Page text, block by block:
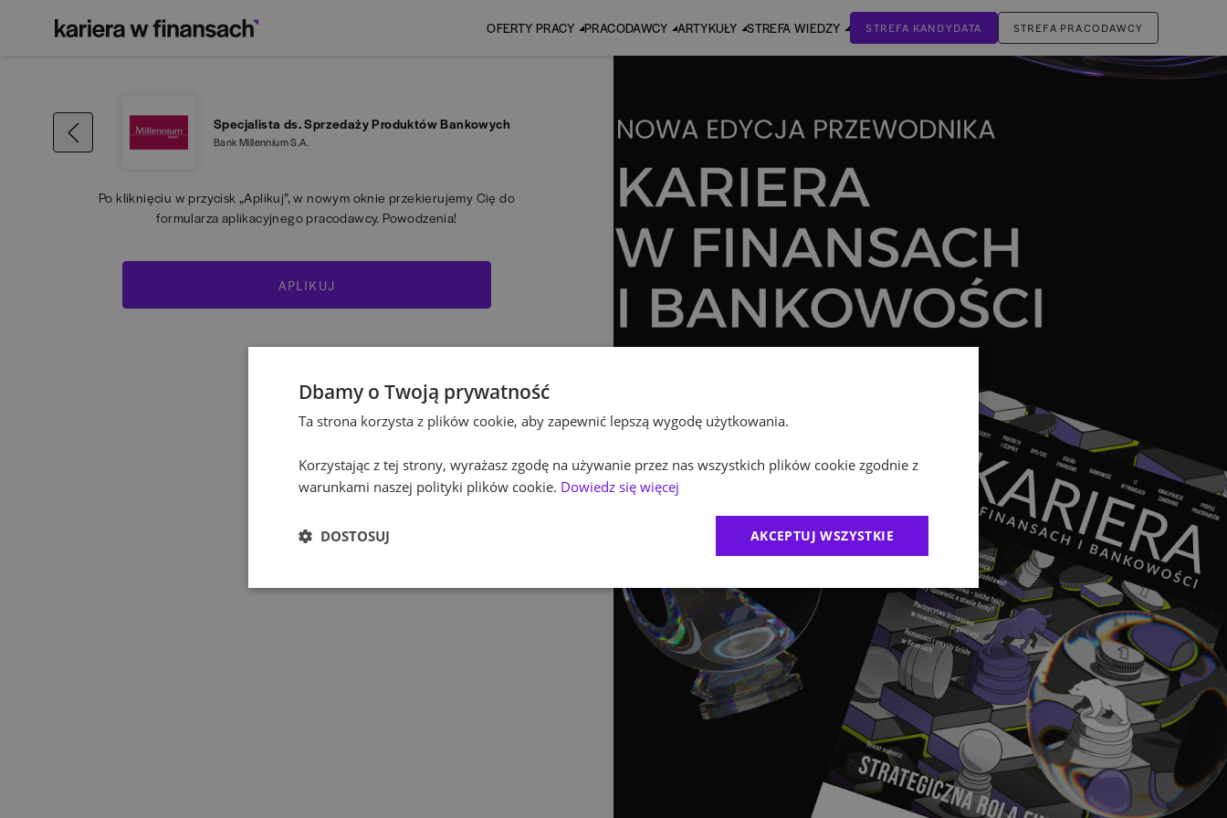
OFERTY PRACY PRACODAWCY ARTYKUŁY STREFA WIEDZY STREFA KANDYDATA
Nie masz jeszcze konta?
STREFA PRACODAWCY
Specjalista ds. Sprzedaży Produktów Bankowych
Bank Millennium S.A.
Po kliknięciu w przycisk „Aplikuj”, w nowym oknie przekierujemy Cię do
formularza aplikacyjnego pracodawcy. Powodzenia!
APLIKUJ
Dbamy o Twoją prywatność
Ta strona korzysta z plików cookie, aby zapewnić lepszą wygodę użytkowania.
Korzystając z tej strony, wyrażasz zgodę na używanie przez nas wszystkich plików cookie zgodnie z
warunkami naszej polityki plików cookie. Dowiedz się więcej
AKCEPTUJ WSZYSTKIE
DOSTOSUJ